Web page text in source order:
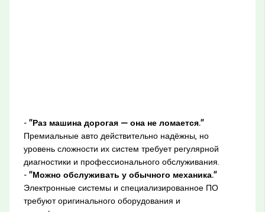
- "Раз машина дорогая — она не ломается."
Премиальные авто действительно надёжны, но
уровень сложности их систем требует регулярной
диагностики и профессионального обслуживания.
- "Можно обслуживать у обычного механика."
Электронные системы и специализированное ПО
требуют оригинального оборудования и